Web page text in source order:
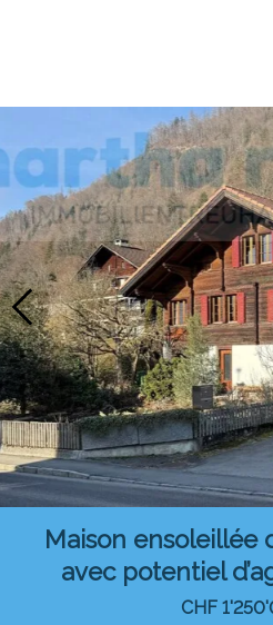
Maison ensoleillée
avec potentiel
CHF